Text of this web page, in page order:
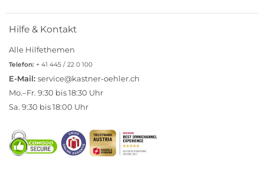
Hilfe & Kontakt
Alle Hilfethemen
Telefon: + 41 445 / 22 0 100
E-Mail: service@kastner-oehler.ch
Mo.–Fr. 9:30 bis 18:30 Uhr
Sa. 9:30 bis 18:00 Uhr